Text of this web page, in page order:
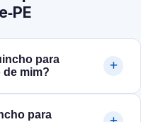
para
de mim?
para